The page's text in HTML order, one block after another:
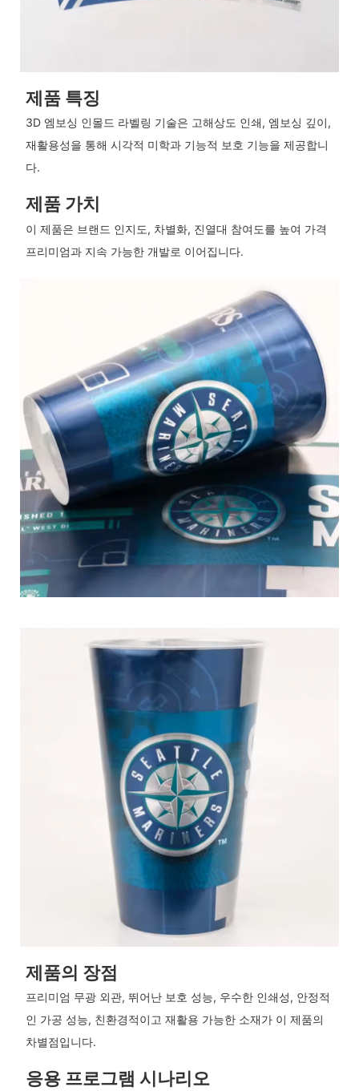
제품 특징
3D 엠보싱 인몰드 라벨링 기술은 고해상도 인쇄, 엠보싱 깊이,
재활용성을 통해 시각적 미학과 기능적 보호 기능을 제공합니
다.
제품 가치
이 제품은 브랜드 인지도, 차별화, 진열대 참여도를 높여 가격
프리미엄과 지속 가능한 개발로 이어집니다.
제품의 장점
프리미엄 무광 외관, 뛰어난 보호 성능, 우수한 인쇄성, 안정적
인 가공 성능, 친환경적이고 재활용 가능한 소재가 이 제품의
차별점입니다.
응용 프로그램 시나리오